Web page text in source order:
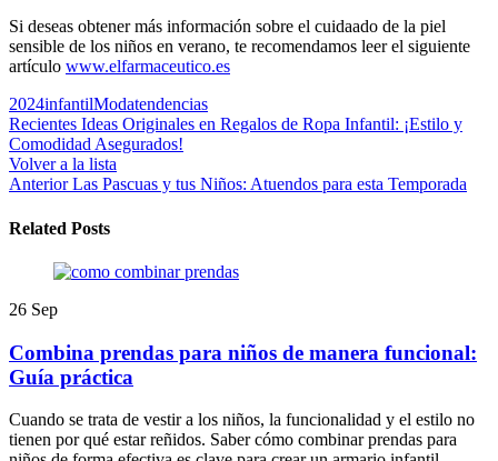
Si deseas obtener más información sobre el cuidaado de la piel
sensible de los niños en verano, te recomendamos leer el siguiente
artículo www.elfarmaceutico.es
2024infantilModatendencias
Recientes Ideas Originales en Regalos de Ropa Infantil: ¡Estilo y
Comodidad Asegurados!
Volver a la lista
Anterior Las Pascuas y tus Niños: Atuendos para esta Temporada
Related Posts
26 Sep
Combina prendas para niños de manera funcional:
Guía práctica
Cuando se trata de vestir a los niños, la funcionalidad y el estilo no
tienen por qué estar reñidos. Saber cómo combinar prendas para